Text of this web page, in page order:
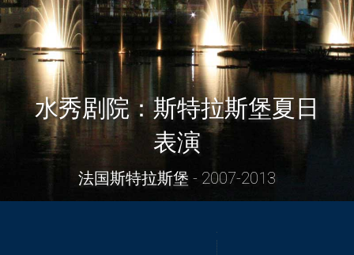
水秀剧院：斯特拉斯堡夏日
表演
法国斯特拉斯堡 - 2007-2013